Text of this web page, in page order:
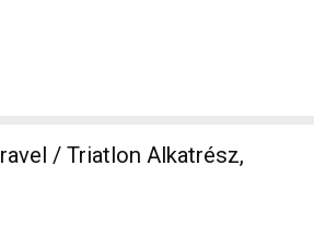
/ Triatlon Alkatrész,